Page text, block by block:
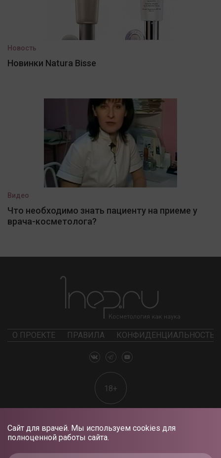
Сайт для врачей. Мы используем cookies для
полноценной работы сайта.
Новость
Новинки Natura Bisse
Видео
Что необходимо знать пациенту на приеме у
врача-косметолога?
О ПРОЕКТЕ ПРАВИЛА КОНФИДЕНЦИАЛЬНОСТЬ
18+